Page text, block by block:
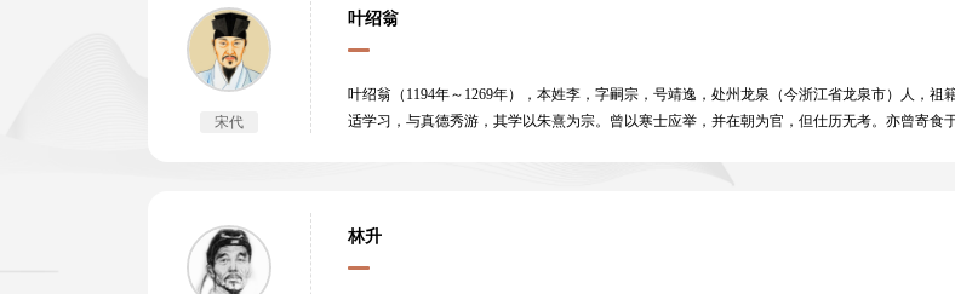
晚唐诗，继承白居易、王建、张籍等诗人新乐府的现实主义精神，终于自成一家。风格平易浅
与杨万里、陆游、尤袤合称南宋“中兴四大诗人”（又称“南宋四大家” ）。其作品在南宋时已
石湖集》。
宋代
叶绍翁
叶绍翁（1194年～1269年），本姓李，字嗣宗，号靖逸，处州龙泉（今浙江省龙泉市）人，
适学习，与真德秀游，其学以朱熹为宗。曾以寒士应举，并在朝为官，但仕历无考。亦曾寄
四朝逸事，摭罗遗佚。诗集有《靖逸小集》《靖逸小稿补遗》等。
林升